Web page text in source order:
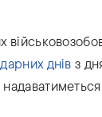
днів з